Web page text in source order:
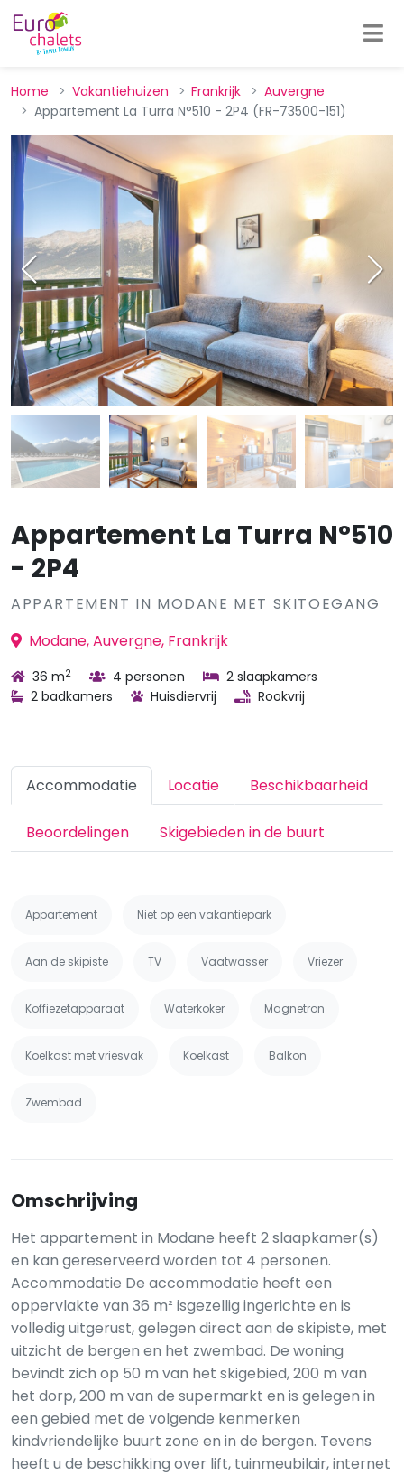
Home Vakantiehuizen Frankrijk
Auvergne
Appartement La Turra N°510 - 2P4 (FR-73500-151)
Appartement La Turra N°510
- 2P4
APPARTEMENT IN MODANE MET SKITOEGANG
Modane, Auvergne, Frankrijk
36 m2 4 personen
2 slaapkamers
2 badkamers
Huisdiervrij Rookvrij
Accommodatie Locatie Beschikbaarheid
Beoordelingen Skigebieden in de buurt
Appartement Niet op een vakantiepark
Aan de skipiste TV Vaatwasser Vriezer
Koffiezetapparaat Waterkoker Magnetron
Koelkast met vriesvak Koelkast Balkon
Zwembad
Omschrijving
Het appartement in Modane heeft 2 slaapkamer(s)
en kan gereserveerd worden tot 4 personen.
Accommodatie De accommodatie heeft een
oppervlakte van 36 m² isgezellig ingerichte en is
volledig uitgerust, gelegen direct aan de skipiste, met
uitzicht de bergen en het zwembad. De woning
bevindt zich op 50 m van het skigebied, 200 m van
het dorp, 200 m van de supermarkt en is gelegen in
een gebied met de volgende kenmerken
kindvriendelijke buurt zone en in de bergen. Tevens
heeft u de beschikking over lift, tuinmeubilair, internet